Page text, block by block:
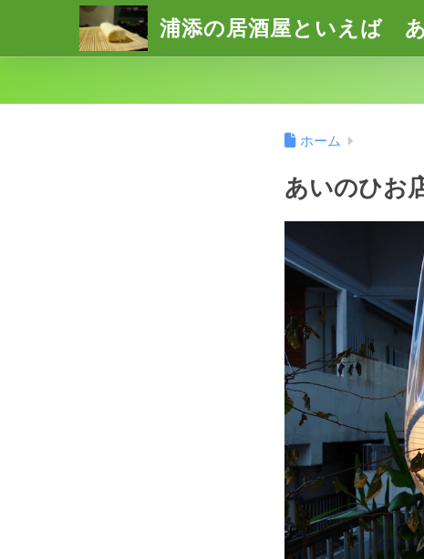
浦添の居酒屋といえば
ホーム
あいのひお